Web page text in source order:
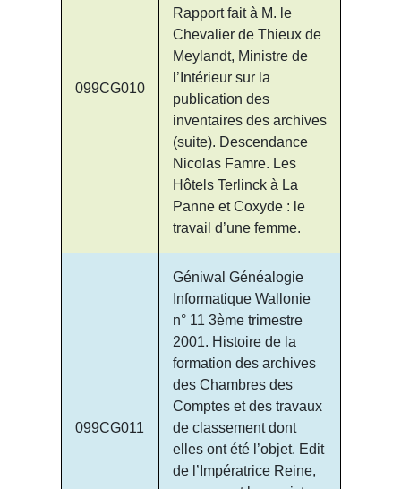
099CG010
Rapport fait à M. le
Chevalier de Thieux de
Meylandt, Ministre de
l’Intérieur sur la
publication des
inventaires des archives
(suite). Descendance
Nicolas Famre. Les
Hôtels Terlinck à La
Panne et Coxyde : le
travail d’une femme.
099CG011
Géniwal Généalogie
Informatique Wallonie
n° 11 3ème trimestre
2001. Histoire de la
formation des archives
des Chambres des
Comptes et des travaux
de classement dont
elles ont été l’objet. Edit
de l’Impératrice Reine,